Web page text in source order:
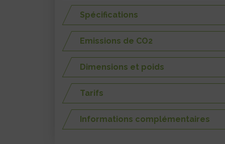
Spécifications
Emissions de CO2
Dimensions et poids
Tarifs
Informations complémentaires